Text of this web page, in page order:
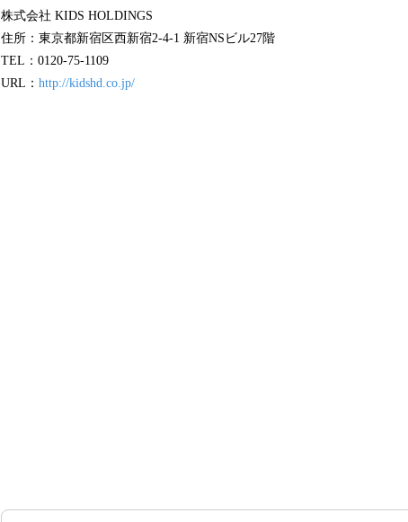
株式会社 KIDS HOLDINGS
住所：東京都新宿区西新宿2-4-1 新宿NSビル27階
TEL：0120-75-1109
URL： http://kidshd.co.jp/